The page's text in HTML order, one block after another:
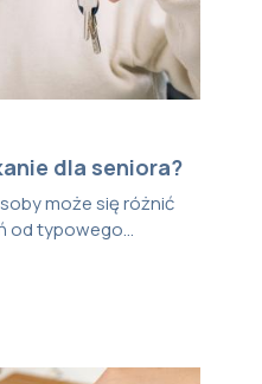
dla seniora?
może się różnić
od typowego...